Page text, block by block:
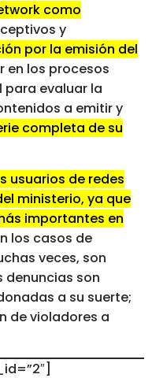
como
y
por la emisión del
en los procesos
para evaluar la
a emitir y
completa de su
usuarios de redes
ministerio, ya que
importantes en
los casos de
veces, son
denuncias son
a su suerte;
de violadores a